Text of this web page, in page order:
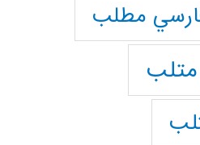
مطلب
متلب